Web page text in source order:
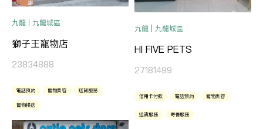
九龍 | 九龍城區
獅子王寵物店
23834888
電話預約 寵物美容 送貨服務
寵物接送
九龍 | 九龍城區
HI FIVE PETS
27181499
信用卡付款 電話預約 寵物美容
送貨服務 寄養服務